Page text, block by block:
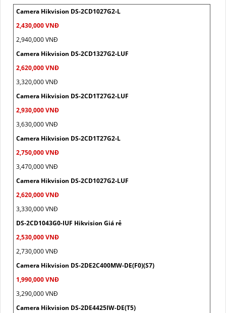
Camera Hikvision DS-2CD1027G2-L
2,430,000 VNĐ
2,940,000 VNĐ
Camera Hikvision DS-2CD1327G2-LUF
2,620,000 VNĐ
3,320,000 VNĐ
Camera Hikvision DS-2CD1T27G2-LUF
2,930,000 VNĐ
3,630,000 VNĐ
Camera Hikvision DS-2CD1T27G2-L
2,750,000 VNĐ
3,470,000 VNĐ
Camera Hikvision DS-2CD1027G2-LUF
2,620,000 VNĐ
3,330,000 VNĐ
DS-2CD1043G0-IUF Hikvision Giá rẻ
2,530,000 VNĐ
2,730,000 VNĐ
Camera Hikvision DS-2DE2C400MW-DE(F0)(S7)
1,990,000 VNĐ
3,290,000 VNĐ
Camera Hikvision DS-2DE4425IW-DE(T5)